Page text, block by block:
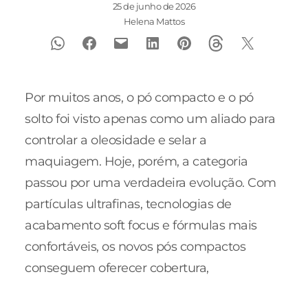
25 de junho de 2026
Helena Mattos
Por muitos anos, o pó compacto e o pó
solto foi visto apenas como um aliado para
controlar a oleosidade e selar a
maquiagem. Hoje, porém, a categoria
passou por uma verdadeira evolução. Com
partículas ultrafinas, tecnologias de
acabamento soft focus e fórmulas mais
confortáveis, os novos pós compactos
conseguem oferecer cobertura,